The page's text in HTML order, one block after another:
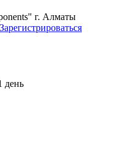
г. Алматы
Зарегистрироваться
день